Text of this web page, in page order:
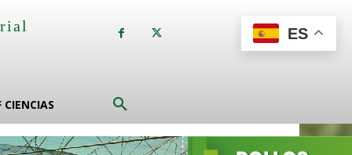
CIENCIAS
ES